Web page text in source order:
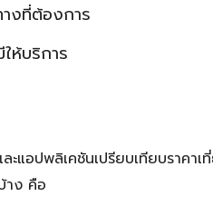
งที่ต้องการ
ห้บริการ
ะแอปพลิเคชันเปรียบเทียบราค
าง คือ